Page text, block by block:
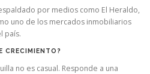
por medios como El Heraldo,
uno de los mercados inmobiliarios
país.
CRECIMIENTO?
no es casual. Responde a una